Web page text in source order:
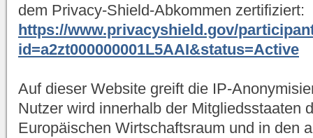
dem Privacy-Shield-Abkommen zertifiziert:
https://www.privacyshield.gov/
id=a2zt000000001L5AAI&status=Active
Auf dieser Website greift die IP-
Nutzer wird innerhalb der Mitgliedsstaaten
Europäischen Wirtschaftsraum und in den